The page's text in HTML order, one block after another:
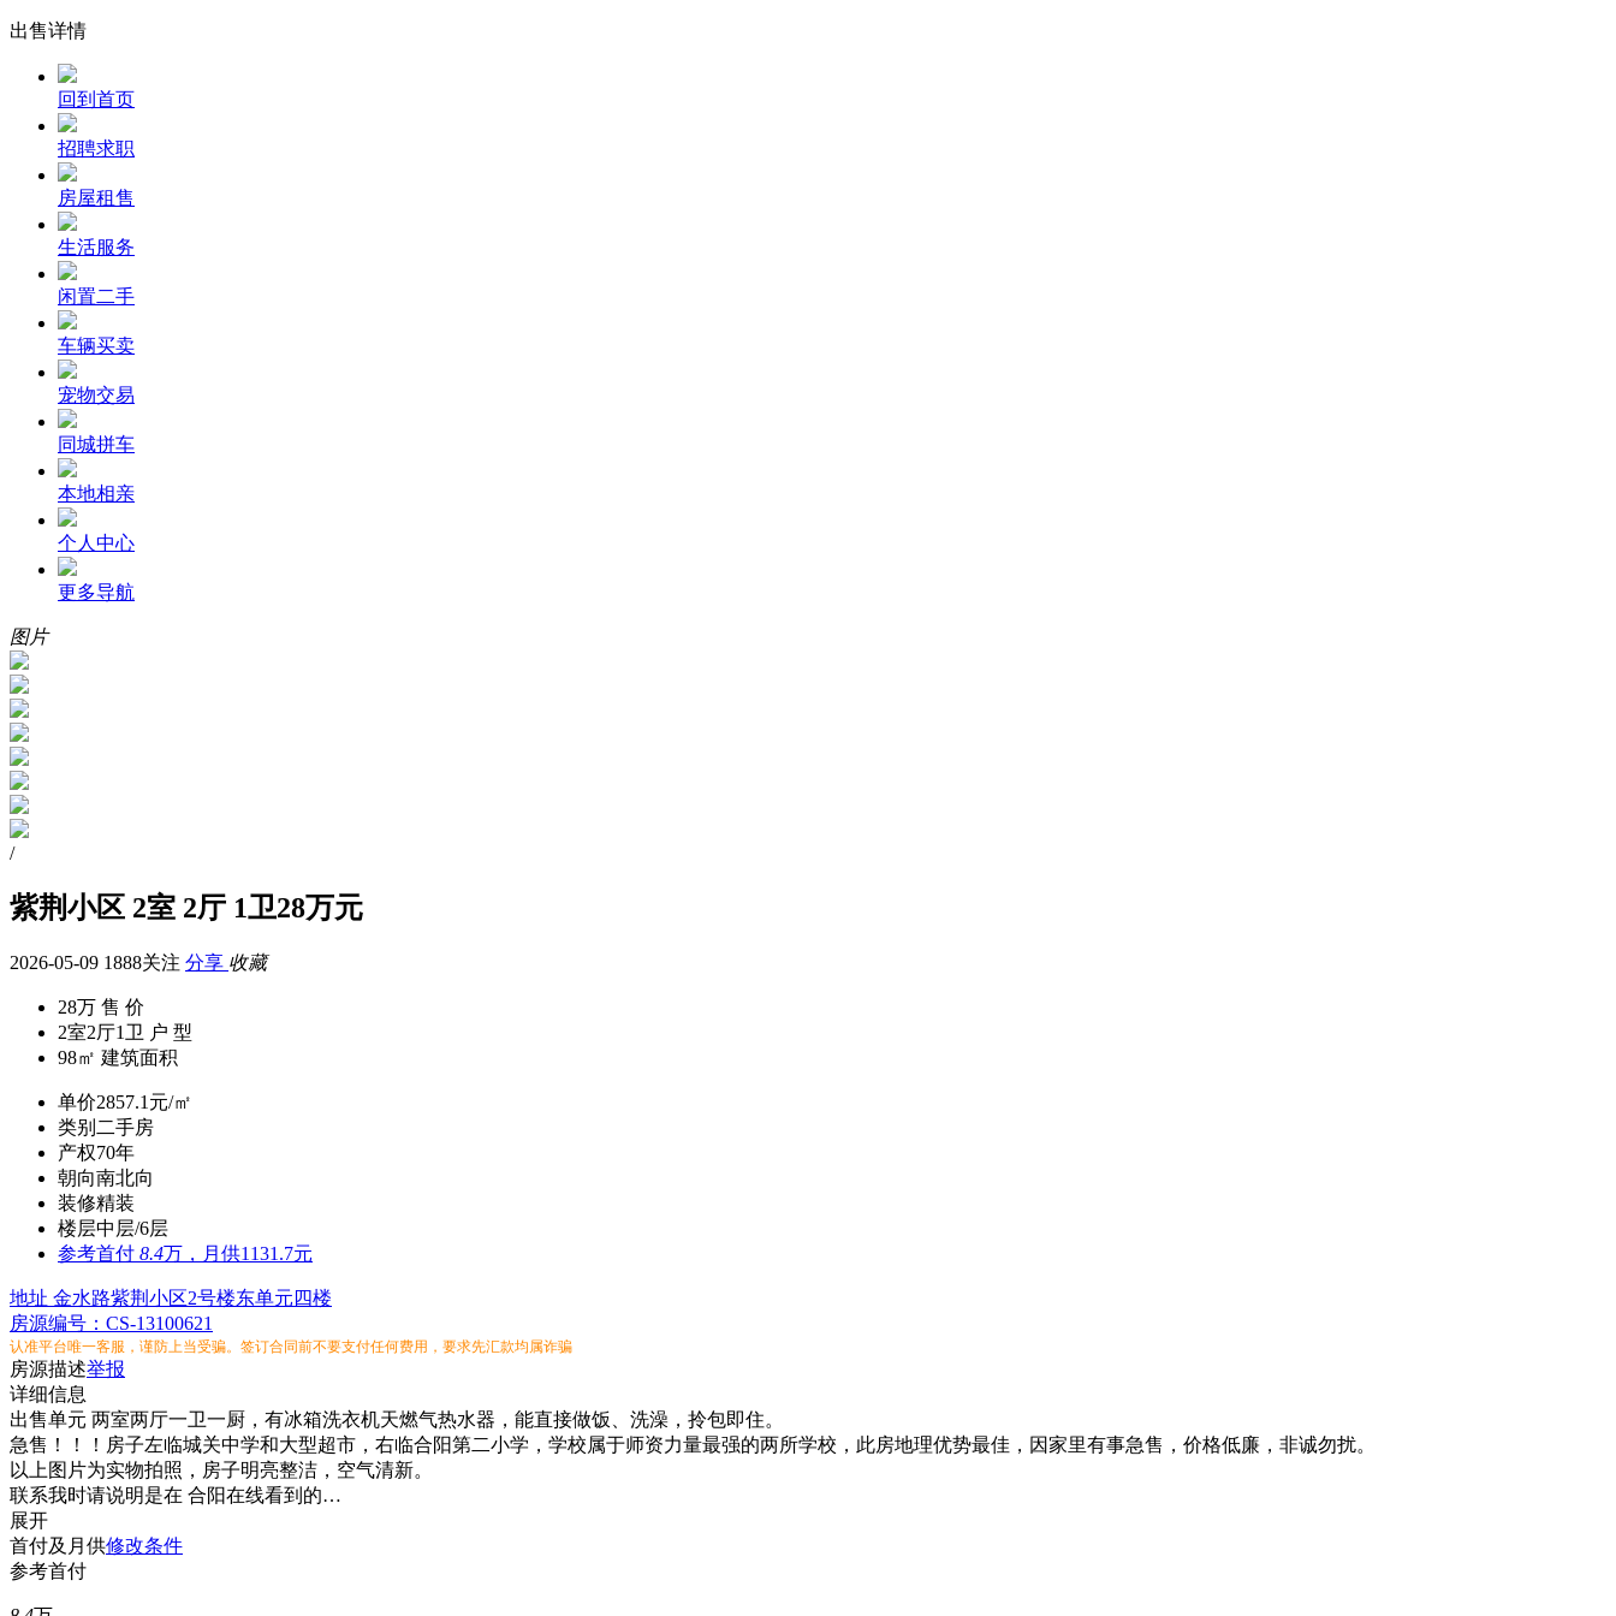
出售详情
回到首页
招聘求职
房屋租售
生活服务
闲置二手
车辆买卖
宠物交易
同城拼车
本地相亲
个人中心
更多导航
图片
/
紫荆小区 2室 2厅 1卫28万元
2026-05-09 1888关注 分享 收藏
28万 售 价
2室2厅1卫 户 型
98㎡ 建筑面积
单价2857.1元/㎡
类别 二手房
产权70年
朝向南北向
装修精装
楼层中层/6层
参考首付 8.4万，月供1131.7元
地址 金水路紫荆小区2号楼东单元四楼
房源编号：CS-13100621
认准平台唯一客服，谨防上当受骗。签订合同前不要支付任何费用，要求先汇款均属诈骗
房源描述举报
详细信息
出售单元 两室两厅一卫一厨，有冰箱洗衣机天燃气热水器，能直接做饭、洗澡，拎包即住。
急售！！！房子左临城关中学和大型超市，右临合阳第二小学，学校属于师资力量最强的两所学校，此房地理优势最佳，因家里有事急售，价格低廉，非诚勿扰。
以上图片为实物拍照，房子明亮整洁，空气清新。
联系我时请说明是在 合阳在线看到的…
展开
首付及月供修改条件
参考首付